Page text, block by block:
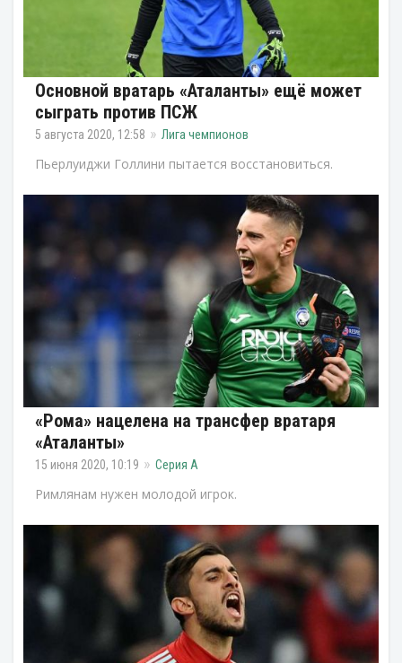
Основной вратарь «Аталанты» ещё может
сыграть против ПСЖ
5 августа 2020, 12:58 Лига чемпионов
Пьерлуиджи Голлини пытается восстановиться.
«Рома» нацелена на трансфер вратаря
«Аталанты»
15 июня 2020, 10:19 Серия А
Римлянам нужен молодой игрок.